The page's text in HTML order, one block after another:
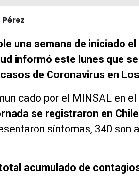
una semana de iniciado
informó este lunes que
de Coronavirus en
por el MINSAL en
se registraron en
síntomas, 340 son
acumulado de